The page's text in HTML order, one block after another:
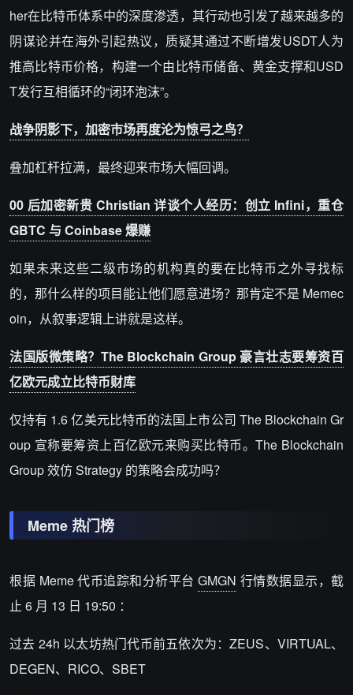
her在比特币体系中的深度渗透，其行动也引发了越来越多的
阴谋论并在海外引起热议，质疑其通过不断增发USDT人为
推高比特币价格，构建一个由比特币储备、黄金支撑和USD
T发行互相循环的“闭环泡沫”。
战争阴影下，加密市场再度沦为惊弓之鸟？
叠加杠杆拉满，最终迎来市场大幅回调。
00 后加密新贵 Christian 详谈个人经历：创立 Infini，重仓
GBTC 与 Coinbase 爆赚
如果未来这些二级市场的机构真的要在比特币之外寻找标
的，那什么样的项目能让他们愿意进场？那肯定不是 Memec
oin，从叙事逻辑上讲就是这样。
法国版微策略？The Blockchain Group 豪言壮志要筹资百
亿欧元成立比特币财库
仅持有 1.6 亿美元比特币的法国上市公司 The Blockchain Gr
oup 宣称要筹资上百亿欧元来购买比特币。The Blockchain
Group 效仿 Strategy 的策略会成功吗？
Meme 热门榜
根据 Meme 代币追踪和分析平台 GMGN 行情数据显示，截
止 6 月 13 日 19:50 ：
过去 24h 以太坊热门代币前五依次为：ZEUS、VIRTUAL、
DEGEN、RICO、SBET